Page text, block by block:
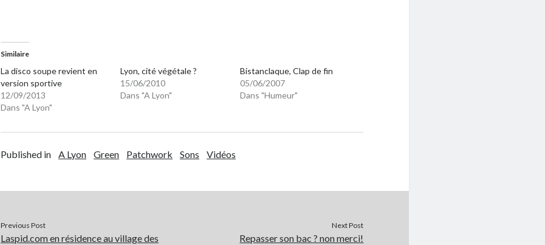
Similaire
La disco soupe revient en
version sportive
12/09/2013
Dans "A Lyon"
Lyon, cité végétale ?
15/06/2010
Dans "A Lyon"
Bistanclaque, Clap de fin
05/06/2007
Dans "Humeur"
Published in A Lyon Green Patchwork Sons Vidéos
Previous Post
Laspid.com en résidence au village des
Next Post
Repasser son bac ? non merci!